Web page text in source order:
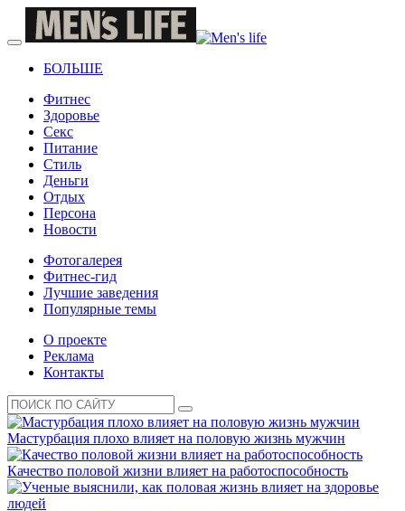
БОЛЬШЕ
Фитнес
Здоровье
Секс
Питание
Стиль
Деньги
Отдых
Персона
Новости
Фотогалерея
Фитнес-гид
Лучшие заведения
Популярные темы
О проекте
Реклама
Контакты
Мастурбация плохо влияет на половую жизнь мужчин
Качество половой жизни влияет на работоспособность